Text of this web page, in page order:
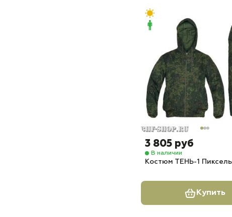
3 805 руб
В наличии
Костюм ТЕНЬ-1
Купить